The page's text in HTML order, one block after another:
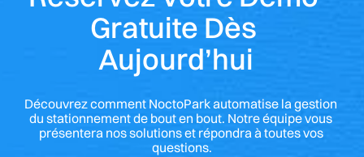
Gratuite Dès
Aujourd’hui
Découvrez comment NoctoPark automatise la gestion
du stationnement de bout en bout. Notre équipe vous
présentera nos solutions et répondra à toutes vos
questions.